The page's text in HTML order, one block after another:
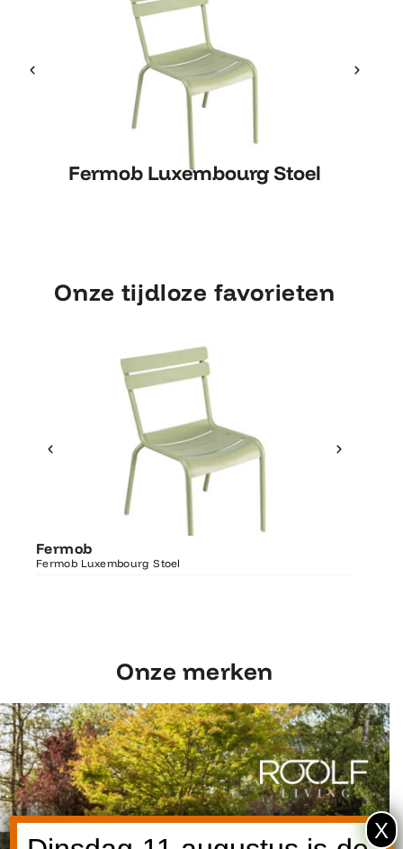
Fermob Luxembourg Stoel
Fermob Luxembourg Stoel
Onze tijdloze favorieten
Fermob
Fermob Luxembourg Stoel
Ontdek Fermob
Luxembourg Stoel
Onze merken
X